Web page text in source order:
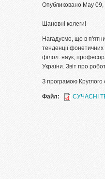
Опубликовано May
Шановні колеги!
Нагадуємо, що в
тенденції
філол. наук,
України. Звіт про
З програмою
Файл: СУЧАСНІ